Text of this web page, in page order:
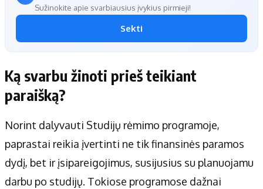
Sužinokite apie svarbiausius įvykius pirmieji!
Sekti
Ką svarbu žinoti prieš teikiant
paraišką?
Norint dalyvauti Studijų rėmimo programoje,
paprastai reikia įvertinti ne tik finansinės paramos
dydį, bet ir įsipareigojimus, susijusius su planuojamu
darbu po studijų. Tokiose programose dažnai